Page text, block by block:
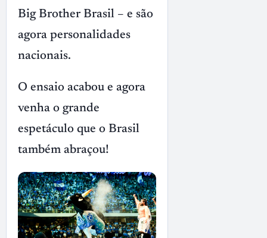
Big Brother Brasil – e são
agora personalidades
nacionais.
O ensaio acabou e agora
venha o grande
espetáculo que o Brasil
também abraçou!